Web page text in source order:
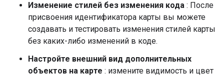
Изменение стилей без изменения кода : После
присвоения идентификатора карты вы можете
создавать и тестировать изменения стилей карты
без каких-либо изменений в коде.
Настройте внешний вид дополнительных
объектов на карте : измените видимость и цвет